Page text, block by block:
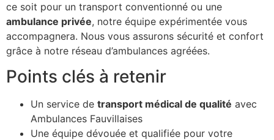
ce soit pour un transport conventionné ou une
ambulance privée, notre équipe expérimentée vous
accompagnera. Nous vous assurons sécurité et confort
grâce à notre réseau d’ambulances agréées.
Points clés à retenir
Un service de transport médical de qualité avec
Ambulances Fauvillaises
Une équipe dévouée et qualifiée pour votre